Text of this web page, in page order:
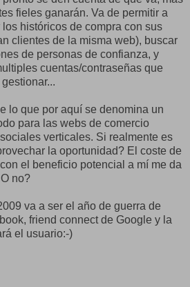
fieles ganarán. Va de permitir a
históricos de compra con sus
clientes de la misma web), buscar
de personas de confianza, y
cuentas/contraseñas que
lo que por aquí se denomina un
para las webs de comercio
verticales. Si realmente es
la oportunidad? El coste de
el beneficio potencial a mí me da
no?
va a ser el año de guerra de
friend connect de Google y la
el usuario:-)